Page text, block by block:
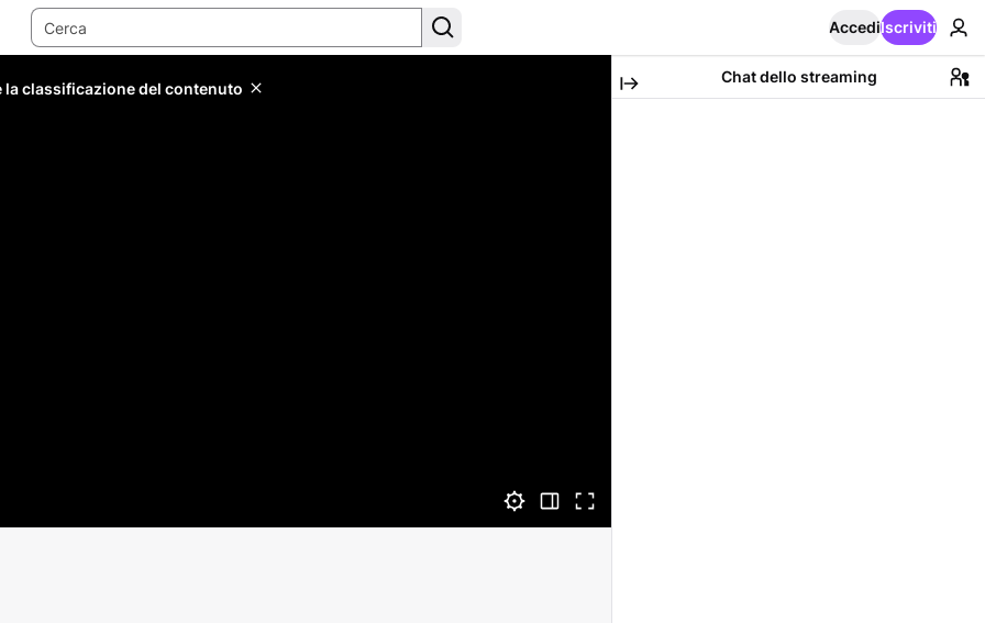
AccediIscriviti
classificazione del contenuto
Chat dello streaming